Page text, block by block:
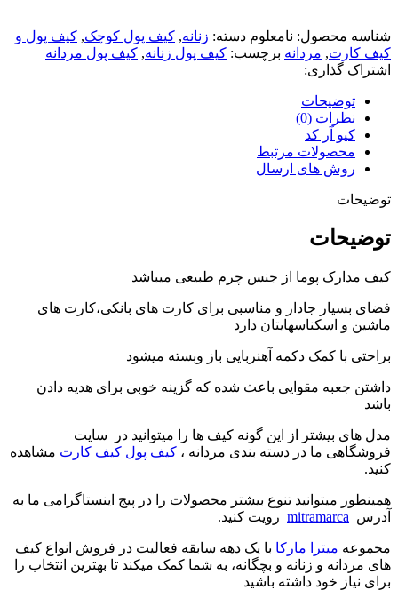
شناسه محصول: نامعلوم دسته: زنانه, کیف پول کوچک, کیف پول و
کیف کارت, مردانه برچسب: کیف پول زنانه, کیف پول مردانه
اشتراک گذاری:
توضیحات
نظرات (0)
کیو آر کد
محصولات مرتبط
روش های ارسال
توضیحات
توضیحات
کیف مدارک پوما از جنس چرم طبیعی میباشد
فضای بسیار جادار و مناسبی برای کارت های بانکی،کارت های
ماشین و اسکناسهایتان دارد
براحتی با کمک دکمه آهنربایی باز وبسته میشود
داشتن جعبه مقوایی باعث شده که گزینه خوبی برای هدیه دادن
باشد
مدل های بیشتر از این گونه کیف ها را میتوانید در سایت
فروشگاهی ما در دسته بندی مردانه ، کیف پول کیف کارت مشاهده
کنید.
همینطور میتوانید تنوع بیشتر محصولات را در پیج اینستاگرامی ما به
آدرس mitramarca رویت کنید.
مجموعه میترا مارکا با یک دهه سابقه فعالیت در فروش انواع کیف
های مردانه و زنانه و بچگانه، به شما کمک میکند تا بهترین انتخاب را
برای نیاز خود داشته باشید